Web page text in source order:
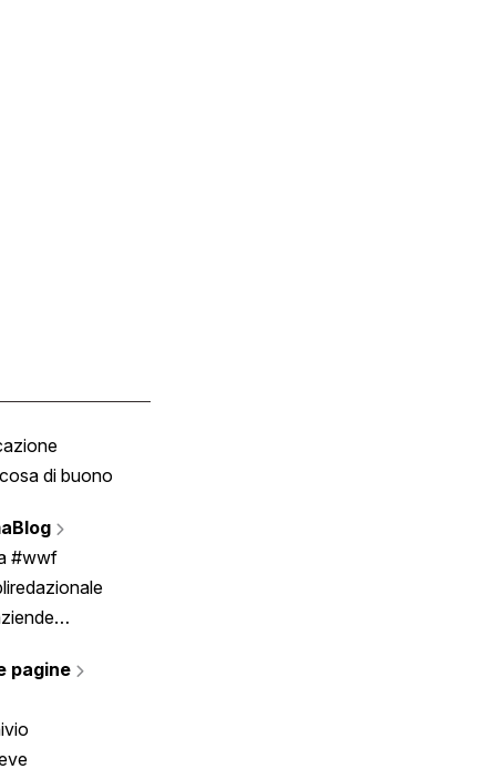
di buono
#wwf
pagine